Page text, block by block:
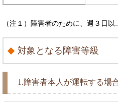
（注１） 障害者のために、週３日以
対象となる障害等級
1.障害者本人が運転する場